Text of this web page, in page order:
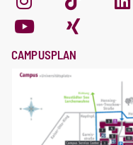
CAMPUSPLAN